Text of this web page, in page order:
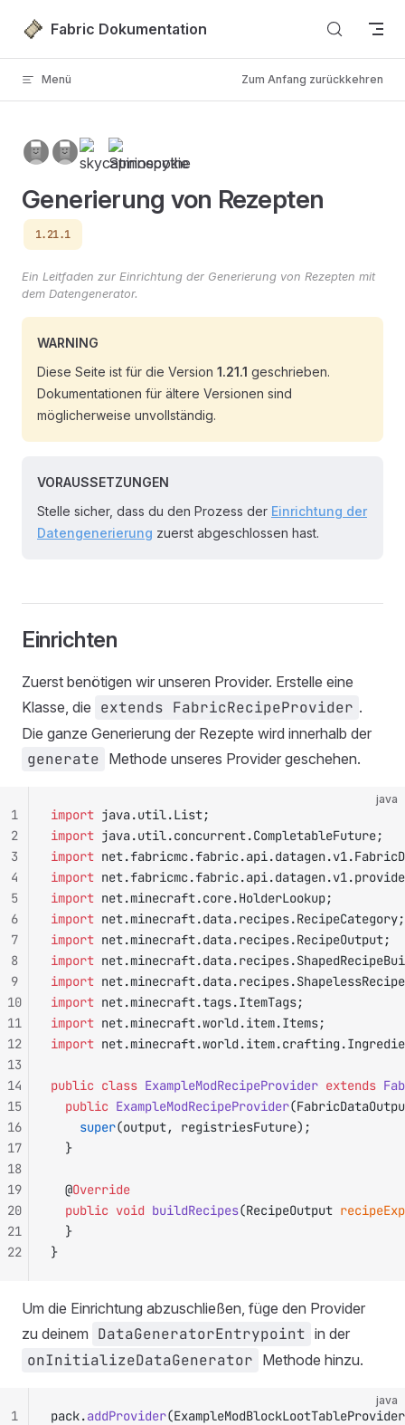
Zum Inhalt springen
Fabric Dokumentation
Menü Zum Anfang zurückkehren
Generierung von Rezepten
1.21.1
Ein Leitfaden zur Einrichtung der Generierung von Rezepten mit
dem Datengenerator.
WARNING
Diese Seite ist für die Version 1.21.1 geschrieben.
Dokumentationen für ältere Versionen sind
möglicherweise unvollständig.
VORAUSSETZUNGEN
Stelle sicher, dass du den Prozess der Einrichtung der
Datengenerierung zuerst abgeschlossen hast.
Einrichten
Zuerst benötigen wir unseren Provider. Erstelle eine
Klasse, die extends FabricRecipeProvider .
Die ganze Generierung der Rezepte wird innerhalb der
generate Methode unseres Provider geschehen.
java
import java.util.List;
import java.util.concurrent.CompletableFuture;
import
import
import net.minecraft.core.HolderLookup;
import net.minecraft.data.recipes.RecipeCategory;
import net.minecraft.data.recipes.RecipeOutput;
import
import
import net.minecraft.tags.ItemTags;
import net.minecraft.world.item.Items;
import
public class ExampleModRecipeProvider extends
	public
ExampleModRecipeProvider
		super
(output, registriesFuture);
	}
	@
Override
	public
void buildRecipes(RecipeOutput
	}
}
1
2
3
4
5
6
7
8
9
10
11
12
13
14
15
16
17
18
19
20
21
22
Um die Einrichtung abzuschließen, füge den Provider
zu deinem DataGeneratorEntrypoint in der
onInitializeDataGenerator Methode hinzu.
java
pack.addProvider(ExampleModBlockLootTableProvider
1